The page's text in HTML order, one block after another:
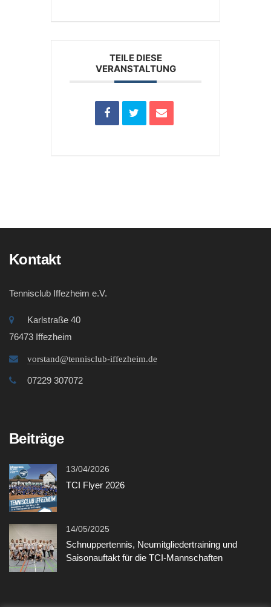
TEILE DIESE
VERANSTALTUNG
Kontakt
Tennisclub Iffezheim e.V.
Karlstraße 40
76473 Iffezheim
vorstand@tennisclub-iffezheim.de
07229 307072
Beiträge
13/04/2026
TCI Flyer 2026
14/05/2025
Schnuppertennis, Neumitgliedertraining und
Saisonauftakt für die TCI-Mannschaften